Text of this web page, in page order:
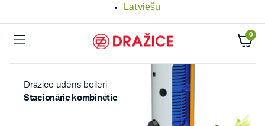
Latviešu
0
Drazice ūdens boileri
Stacionārie kombinētie